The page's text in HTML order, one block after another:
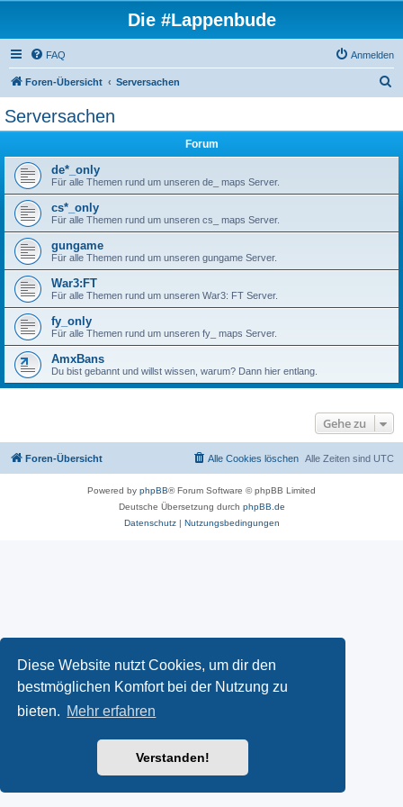
Diese Website nutzt Cookies, um dir den
bestmöglichen Komfort bei der Nutzung zu
bieten. Mehr erfahren
Verstanden!
Die #Lappenbude
FAQ Anmelden
Foren-Übersicht Serversachen
Serversachen
Forum
de*_only
Für alle Themen rund um unseren de_ maps Server.
cs*_only
Für alle Themen rund um unseren cs_ maps Server.
gungame
Für alle Themen rund um unseren gungame Server.
War3:FT
Für alle Themen rund um unseren War3: FT Server.
fy_only
Für alle Themen rund um unseren fy_ maps Server.
AmxBans
Du bist gebannt und willst wissen, warum? Dann hier entlang.
Gehe zu
Foren-Übersicht Alle Zeiten sind UTC
Alle Cookies löschen
Powered by phpBB® Forum Software © phpBB Limited
Deutsche Übersetzung durch phpBB.de
Datenschutz| Nutzungsbedingungen